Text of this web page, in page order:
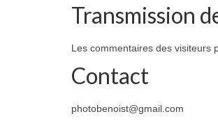
Transmission
Les commentaires des visiteurs
Contact
photobenoist@gmail.com